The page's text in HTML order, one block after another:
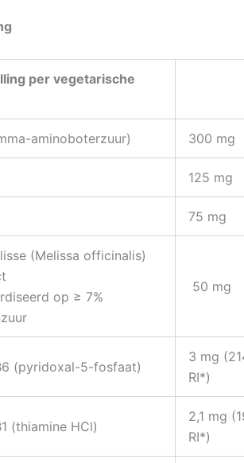
per vegetarische
aminoboterzuur) 300 mg
125 mg
75 mg
(Melissa officinalis)
op ≥ 7%
50 mg
(pyridoxal-5-fosfaat)
3 mg
RI*)
(thiamine HCl)
2,1 mg
RI*)